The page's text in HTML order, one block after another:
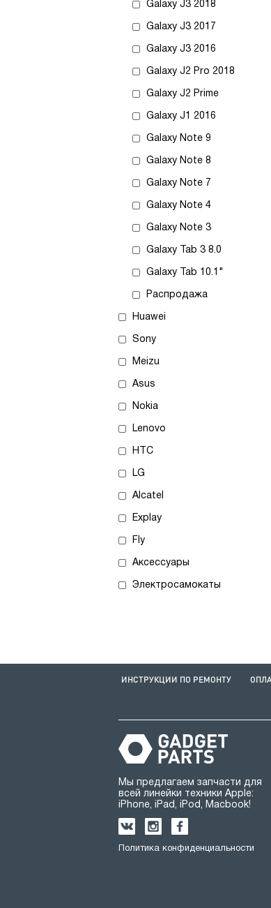
Galaxy J3 2018
Galaxy J3 2017
Galaxy J3 2016
Galaxy J2 Pro 2018
Galaxy J2 Prime
Galaxy J1 2016
Galaxy Note 9
Galaxy Note 8
Galaxy Note 7
Galaxy Note 4
Galaxy Note 3
Galaxy Tab 3 8.0
Galaxy Tab 10.1"
Распродажа
Huawei
Sony
Meizu
Asus
Nokia
Lenovo
HTC
LG
Alcatel
Explay
Fly
Аксессуары
Электросамокаты
ИНСТРУКЦИИ ПО РЕМОНТУ
Мы предлагаем запчасти для
всей линейки техники Apple:
iPhone, iPad, iPod, Macbook!
Политика конфиденциальности